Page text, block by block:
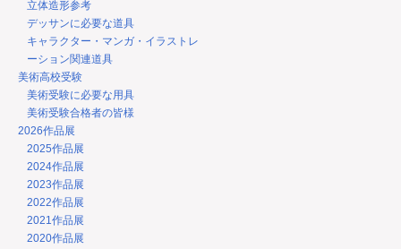
立体造形参考
デッサンに必要な道具
キャラクター・マンガ・イラストレ
ーション関連道具
美術高校受験
美術受験に必要な用具
美術受験合格者の皆様
2026作品展
2025作品展
2024作品展
2023作品展
2022作品展
2021作品展
2020作品展